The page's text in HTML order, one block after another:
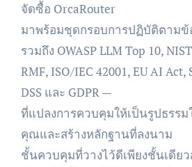
จัดซื้อ OrcaRouter
มาพร้อมชุดกรอบการปฏิบัติตาม
รวมถึง OWASP LLM Top 10,
RMF, ISO/IEC 42001, EU AI Act,
DSS และ GDPR —
ที่แปลงการควบคุมให้เป็นรูปธรรม
คุณและสร้างหลักฐานที่ลงนาม
ชั้นควบคุมที่วางไว้ดีเพียงชั้นเดีย